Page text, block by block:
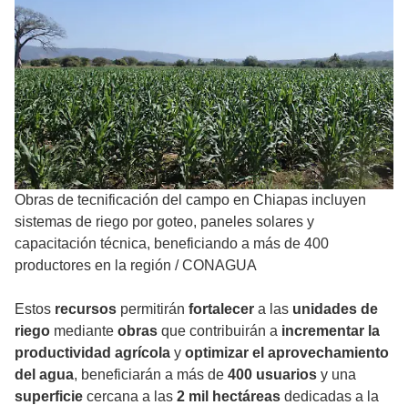
Obras de tecnificación del campo en Chiapas incluyen
sistemas de riego por goteo, paneles solares y
capacitación técnica, beneficiando a más de 400
productores en la región /CONAGUA
Estos recursos permitirán fortalecer a las unidades de
riego mediante obras que contribuirán a incrementar la
productividad agrícola y optimizar el aprovechamiento
del agua, beneficiarán a más de 400 usuarios y una
superficie cercana a las 2 mil hectáreas dedicadas a la